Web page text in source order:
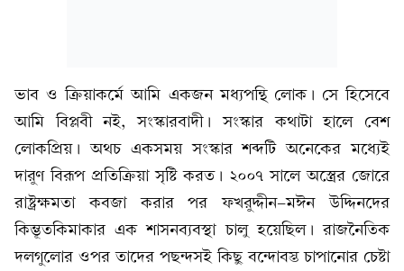
ভাব ও ক্রিয়াকর্মে আমি একজন মধ্যপন্থি লোক। সে হিসেবে
আমি বিপ্লবী নই, সংস্কারবাদী। সংস্কার কথাটা হালে বেশ
লোকপ্রিয়। অথচ একসময় সংস্কার শব্দটি অনেকের মধ্যেই
দারুণ বিরূপ প্রতিক্রিয়া সৃষ্টি করত। ২০০৭ সালে অস্ত্রের জোরে
রাষ্ট্রক্ষমতা কবজা করার পর ফখরুদ্দীন-মঈন উদ্দিনদের
কিম্ভূতকিমাকার এক শাসনব্যবস্থা চালু হয়েছিল। রাজনৈতিক
দলগুলোর ওপর তাদের পছন্দসই কিছু বন্দোবস্ত চাপানোর চেষ্টা